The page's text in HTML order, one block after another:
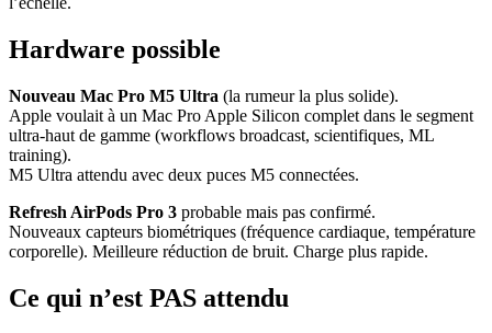
Hardware possible
Nouveau Mac Pro M5 Ultra (la rumeur la plus solide).
Apple voulait à un Mac Pro Apple Silicon complet dans le segment
ultra-haut de gamme (workflows broadcast, scientifiques, ML
training).
M5 Ultra attendu avec deux puces M5 connectées.
Refresh AirPods Pro 3 probable mais pas confirmé.
Nouveaux capteurs biométriques (fréquence cardiaque, température
corporelle). Meilleure réduction de bruit. Charge plus rapide.
Ce qui n’est PAS attendu